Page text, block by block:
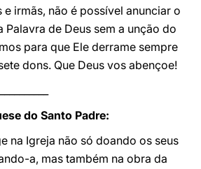
e irmãs, não é possível anunciar o
Palavra de Deus sem a unção do
para que Ele derrame sempre
dons. Que Deus vos abençoe!
do Santo Padre:
na Igreja não só doando os seus
a, mas também na obra da